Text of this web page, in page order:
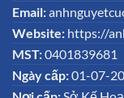
Email:
Website: https://
MST:0401839681
Ngày cấp:01-07-